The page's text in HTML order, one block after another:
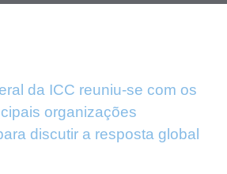
da ICC reuniu-se com os
organizações
discutir a resposta global